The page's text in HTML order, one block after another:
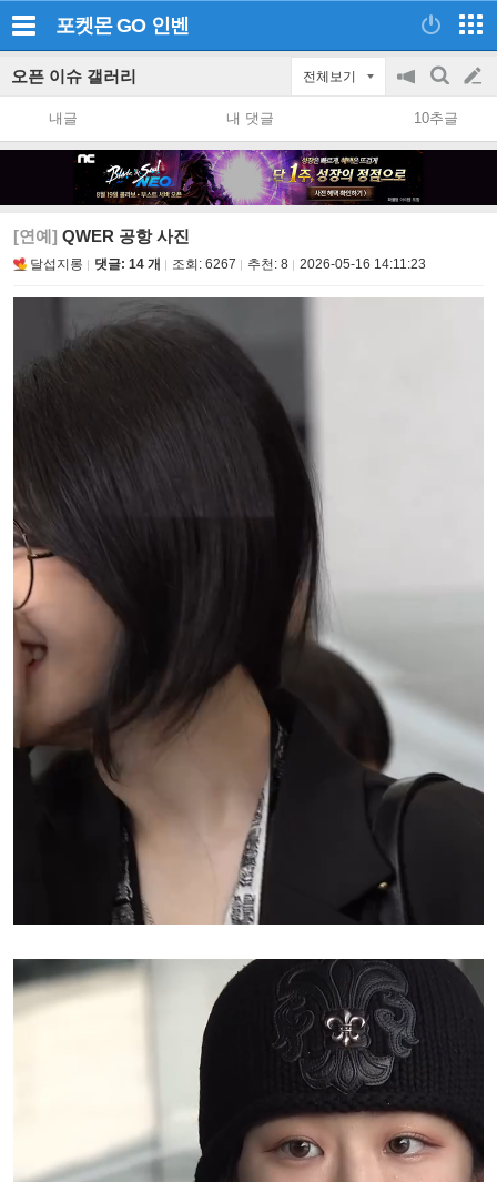
포켓몬 GO 인벤
오픈 이슈 갤러리 전체보기
공
지
on/off
검
색
글
쓰
내글 내 댓글 10추글
[연예] QWER 공항 사진
달섭지롱 댓글: 14 개 조회: 6267 추천: 8 2026-05-16 14:11:23